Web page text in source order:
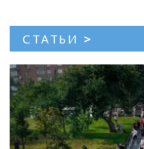
СТАТЬИ >